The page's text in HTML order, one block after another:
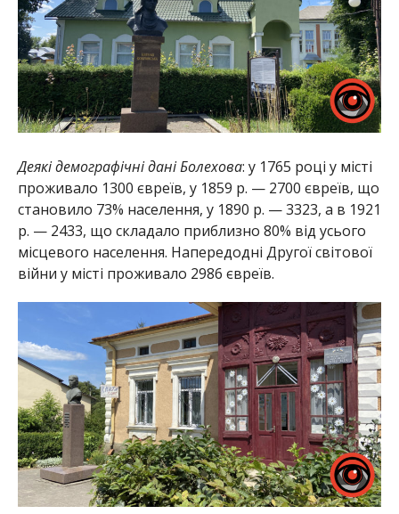
Деякі демографічні дані Болехова: у 1765 році у місті
проживало 1300 євреїв, у 1859 р. — 2700 євреїв, що
становило 73% населення, у 1890 р. — 3323, а в 1921
р. — 2433, що складало приблизно 80% від усього
місцевого населення. Напередодні Другої світової
війни у місті проживало 2986 євреїв.